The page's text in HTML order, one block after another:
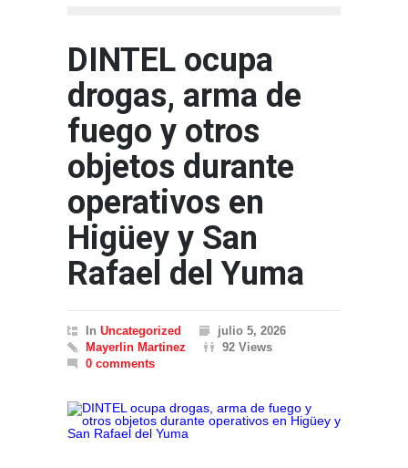
DINTEL ocupa
drogas, arma de
fuego y otros
objetos durante
operativos en
Higüey y San
Rafael del Yuma
In Uncategorized
julio 5, 2026
Mayerlin Martinez
92 Views
0 comments